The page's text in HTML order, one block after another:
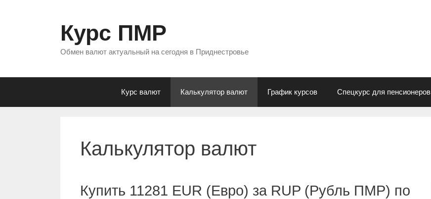
Курс ПМР
Обмен валют актуальный на сегодня в Приднестровье
Курс валют Калькулятор валют График курсов Спецкурс для пенсионеров
Калькулятор валют
Купить 11281 EUR (Евро) за RUP (Рубль ПМР) по